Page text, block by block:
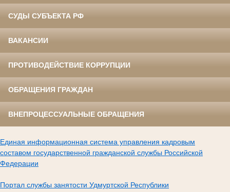
СУДЫ СУБЪЕКТА РФ
ВАКАНСИИ
ПРОТИВОДЕЙСТВИЕ КОРРУПЦИИ
ОБРАЩЕНИЯ ГРАЖДАН
ВНЕПРОЦЕССУАЛЬНЫЕ ОБРАЩЕНИЯ
Единая информационная система управления кадровым
составом государственной гражданской службы Российской
Федерации
Портал службы занятости Удмуртской Республики